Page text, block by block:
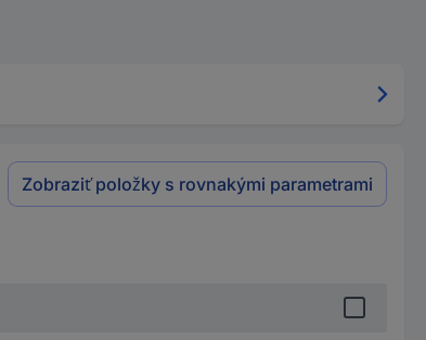
Zobraziť položky s rovnakými parametrami